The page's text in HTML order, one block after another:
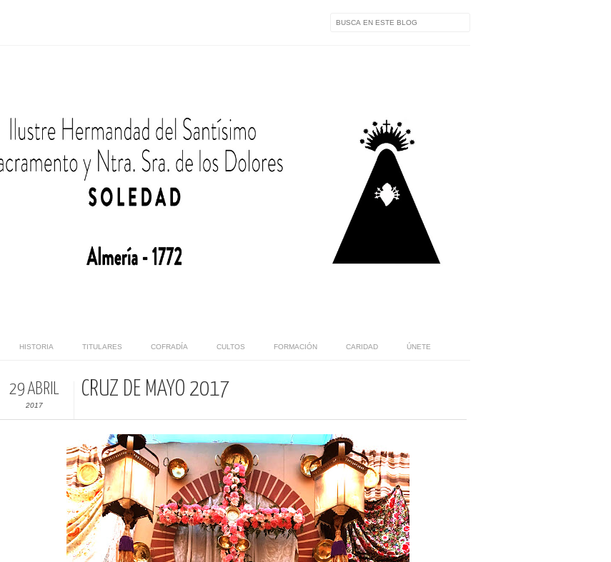
HISTORIA TITULARES COFRADÍA CULTOS FORMACIÓN CARIDAD ÚNETE
29 ABRIL
2017
CRUZ DE MAYO 2017